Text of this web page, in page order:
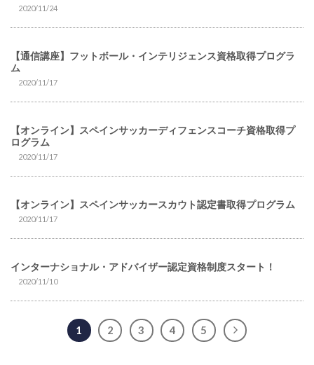
2020/11/24
【通信講座】フットボール・インテリジェンス資格取得プログラ
ム
2020/11/17
【オンライン】スペインサッカーディフェンスコーチ資格取得プ
ログラム
2020/11/17
【オンライン】スペインサッカースカウト認定書取得プログラム
2020/11/17
インターナショナル・アドバイザー認定資格制度スタート！
2020/11/10
1 2 3 4 5